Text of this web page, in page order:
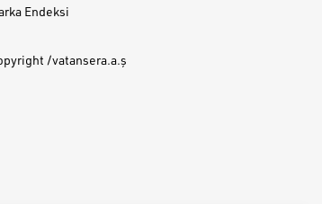
Endeksi
/vatansera.a.ş